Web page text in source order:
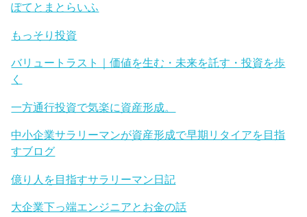
ぽてとまとらいふ
もっそり投資
バリュートラスト｜価値を生む・未来を託す・投資を歩
く
一方通行投資で気楽に資産形成。
中小企業サラリーマンが資産形成で早期リタイアを目指
すブログ
億り人を目指すサラリーマン日記
大企業下っ端エンジニアとお金の話